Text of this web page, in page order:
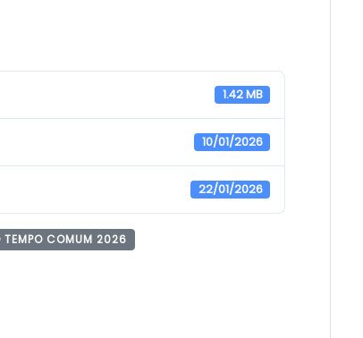
1.42 MB
10/01/2026
22/01/2026
TEMPO COMUM 2026